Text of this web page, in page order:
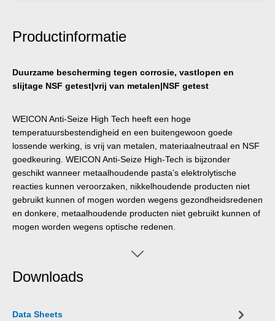
Productinformatie
Duurzame bescherming tegen corrosie, vastlopen en
slijtage NSF getest|vrij van metalen|NSF getest
WEICON Anti-Seize High Tech heeft een hoge
temperatuursbestendigheid en een buitengewoon goede
lossende werking, is vrij van metalen, materiaalneutraal en NSF
goedkeuring. WEICON Anti-Seize High-Tech is bijzonder
geschikt wanneer metaalhoudende pasta’s elektrolytische
reacties kunnen veroorzaken, nikkelhoudende producten niet
gebruikt kunnen of mogen worden wegens gezondheidsredenen
en donkere, metaalhoudende producten niet gebruikt kunnen of
mogen worden wegens optische redenen.
Downloads
Data Sheets